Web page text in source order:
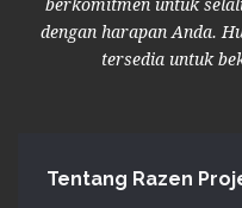
berkomitmen untuk
dengan harapan Anda.
tersedia untuk
Tentang Razen